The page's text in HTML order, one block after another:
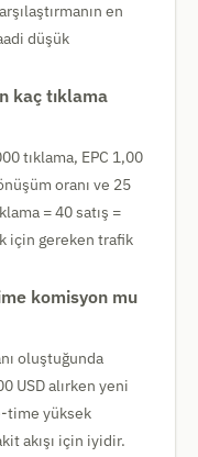
en
düşük
kaç tıklama
tıklama, EPC 1,00
oranı ve 25
= 40 satış =
için gereken trafik
komisyon mu
oluştuğunda
USD alırken yeni
time yüksek
akışı için iyidir.